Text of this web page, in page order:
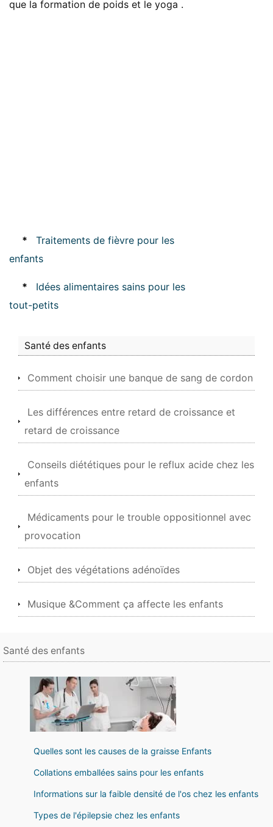
que la formation de poids et le yoga .
*
Traitements de fièvre pour les
enfants
*
Idées alimentaires sains pour les
tout-petits
Santé des enfants
Comment choisir une banque de sang de cordon
Les différences entre retard de croissance et
retard de croissance
Conseils diététiques pour le reflux acide chez les
enfants
Médicaments pour le trouble oppositionnel avec
provocation
Objet des végétations adénoïdes
Musique &Comment ça affecte les enfants
Santé des enfants
Quelles sont les causes de la graisse Enfants
Collations emballées sains pour les enfants
Informations sur la faible densité de l'os chez les enfants
Types de l'épilepsie chez les enfants